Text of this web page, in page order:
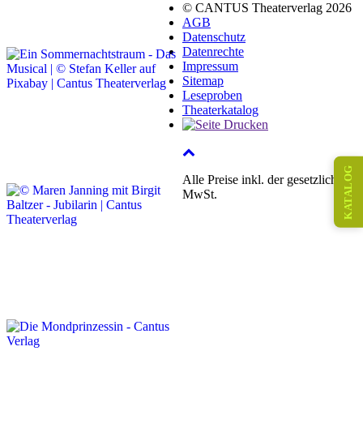
© CANTUS Theaterverlag 2026
AGB
Datenschutz
Datenrechte
Impressum
Sitemap
Leseproben
Theaterkatalog
Alle Preise inkl. der gesetzlichen
MwSt.
KATALOG